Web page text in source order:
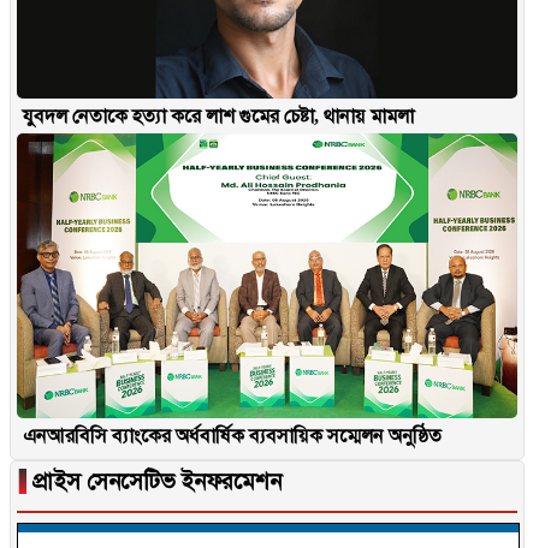
যুবদল নেতাকে হত্যা করে লাশ গুমের চেষ্টা, থানায় মামলা
এনআরবিসি ব্যাংকের অর্ধবার্ষিক ব্যবসায়িক সম্মেলন অনুষ্ঠিত
▐ প্রাইস সেনসেটিভ ইনফরমেশন